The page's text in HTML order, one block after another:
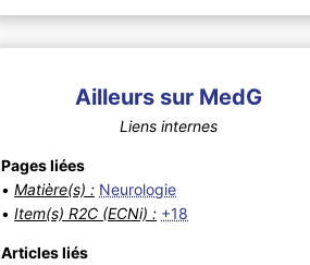
Ailleurs sur MedG
Liens internes
Pages liées
•Matière(s) : Neurologie
•Item(s) R2C (ECNi) : +18
Articles liés